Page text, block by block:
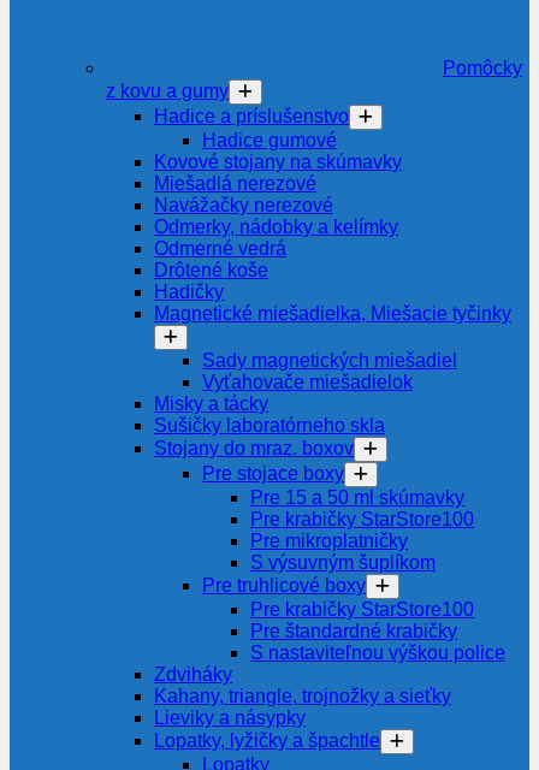
Pomôcky
z kovu a gumy
Hadice a príslušenstvo
Hadice gumové
Kovové stojany na skúmavky
Miešadlá nerezové
Navážačky nerezové
Odmerky, nádobky a kelímky
Odmerné vedrá
Drôtené koše
Hadičky
Magnetické miešadielka, Miešacie tyčinky
Sady magnetických miešadiel
Vyťahovače miešadielok
Misky a tácky
Sušičky laboratórneho skla
Stojany do mraz. boxov
Pre stojace boxy
Pre 15 a 50 ml skúmavky
Pre krabičky StarStore100
Pre mikroplatničky
S výsuvným šuplíkom
Pre truhlicové boxy
Pre krabičky StarStore100
Pre štandardné krabičky
S nastaviteľnou výškou police
Zdviháky
Kahany, triangle, trojnožky a sieťky
Lieviky a násypky
Lopatky, lyžičky a špachtle
Lopatky